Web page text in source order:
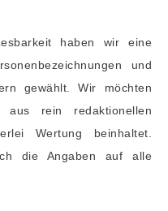
haben wir eine
und
gewählt. Wir möchten
rein redaktionellen
Wertung beinhaltet.
die Angaben auf alle